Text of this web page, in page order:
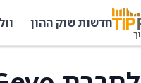
חדשות שוק ההון